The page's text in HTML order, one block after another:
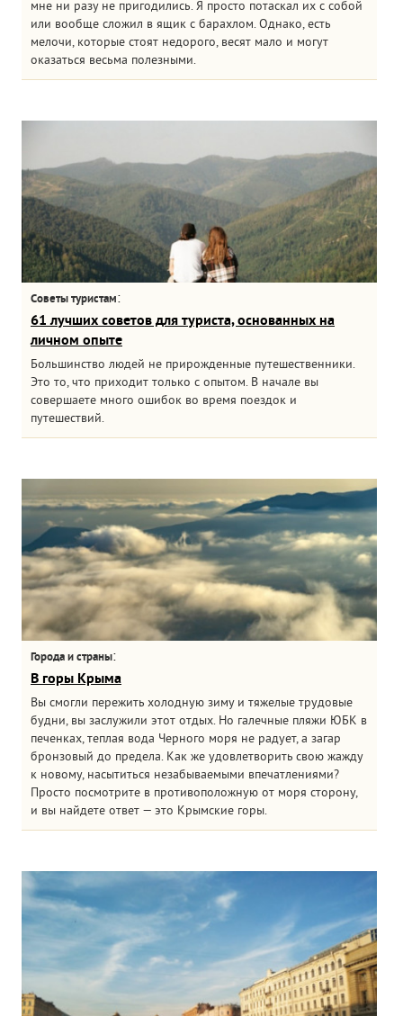
мне ни разу не пригодились. Я просто потаскал их с собой
или вообще сложил в ящик с барахлом. Однако, есть
мелочи, которые стоят недорого, весят мало и могут
оказаться весьма полезными.
Советы туристам:
61 лучших советов для туриста, основанных на
личном опыте
Большинство людей не прирожденные путешественники.
Это то, что приходит только с опытом. В начале вы
совершаете много ошибок во время поездок и
путешествий.
Города и страны:
В горы Крыма
Вы смогли пережить холодную зиму и тяжелые трудовые
будни, вы заслужили этот отдых. Но галечные пляжи ЮБК в
печенках, теплая вода Черного моря не радует, а загар
бронзовый до предела. Как же удовлетворить свою жажду
к новому, насытиться незабываемыми впечатлениями?
Просто посмотрите в противоположную от моря сторону,
и вы найдете ответ — это Крымские горы.